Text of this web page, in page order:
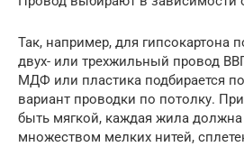
Так, например, для гипсокартона
двух- или трехжильный провод
МДФ или пластика подбирается
вариант проводки по потолку.
быть мягкой, каждая жила должна
множеством мелких нитей,